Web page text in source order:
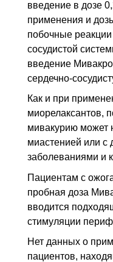
введение в дозе
применения и
побочные
сосудистой
введение
сердечно-
Как и при
миорелаксантов,
мивакурию может
миастенией или
заболеваниями и
Пациентам с
пробная доза
вводится
стимуляции
Нет данных о
пациентов,